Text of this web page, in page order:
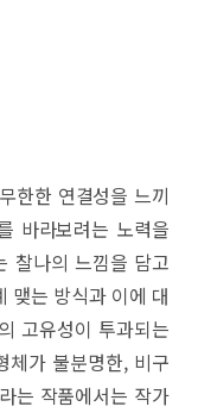
한한 연결성을 느끼
바라보려는 노력을
찰나의 느낌을 담고
맺는 방식과 이에 대
고유성이 투과되는
체가 불분명한, 비구
는 작품에서는 작가